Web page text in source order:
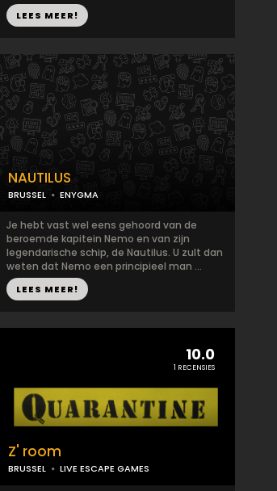
LEES MEER!
NAUTILUS
BRUSSEL ENYGMA
Je hebt vast wel eens gehoord van de
beroemde kapitein Nemo en van zijn
legendarische schip, de Nautilus. U zult dan
weten dat Nemo een principieel man ...
LEES MEER!
10.0
1 RECENSIES
Z' room
BRUSSEL LIVE ESCAPE GAMES